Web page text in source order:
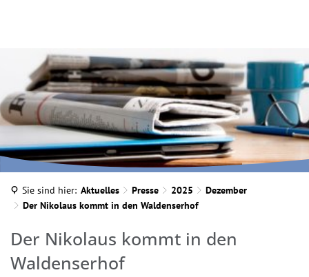
INA MARTELLA, © IM
Sie sind hier: Aktuelles Presse 2025
Dezember
Der Nikolaus kommt in den Waldenserhof
Der Nikolaus kommt in den
Waldenserhof